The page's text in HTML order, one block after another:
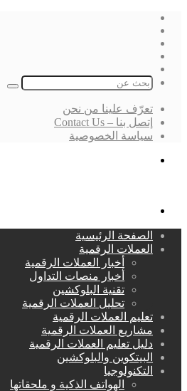
بحث
تعرّف علينا من نحن
إتصل بنا – Contact Us
سياسة الخصوصية
الصفحة الرئيسية
العملات الرقمية
أخبار العملات الرقمية
أخبار منصات التداول
تقنية البلوكشين
تحليل العملات الرقمية
تعليم العملات الرقمية
مشاريع العملات الرقمية
دليل تعليم العملات الرقمية
البيتكوين والبلوكشين
التكنولوجيا
الهواتف الذكية و ملحقاتها